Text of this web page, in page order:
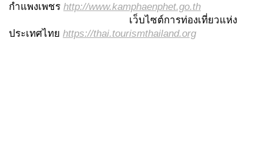
กำแพงเพชร http://www.kamphaenphet.go.th
เว็บไซต์การท่องเที่ยวแห่ง
ประเทศไทย https://thai.tourismthailand.org